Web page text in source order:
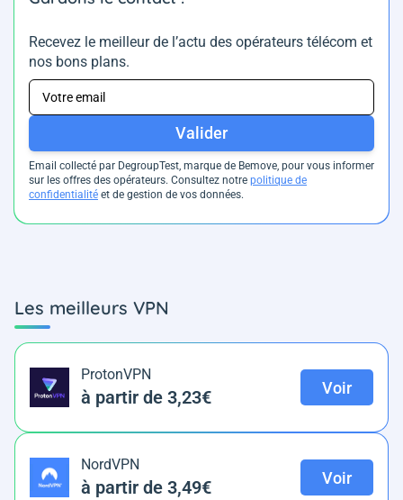
Recevez le meilleur de l’actu des opérateurs télécom et
nos bons plans.
Valider
Email collecté par DegroupTest, marque de Bemove, pour vous informer
sur les offres des opérateurs. Consultez notre politique de
confidentialité et de gestion de vos données.
Les meilleurs VPN
ProtonVPN
à partir de 3,23€ Voir
NordVPN
à partir de 3,49€ Voir